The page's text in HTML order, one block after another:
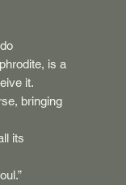
is a
it.
bringing
its